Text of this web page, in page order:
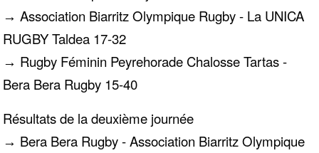
→ Association Biarritz Olympique Rugby - La UNICA
RUGBY Taldea 17-32
→ Rugby Féminin Peyrehorade Chalosse Tartas -
Bera Bera Rugby 15-40
Résultats de la deuxième journée
→ Bera Bera Rugby - Association Biarritz Olympique